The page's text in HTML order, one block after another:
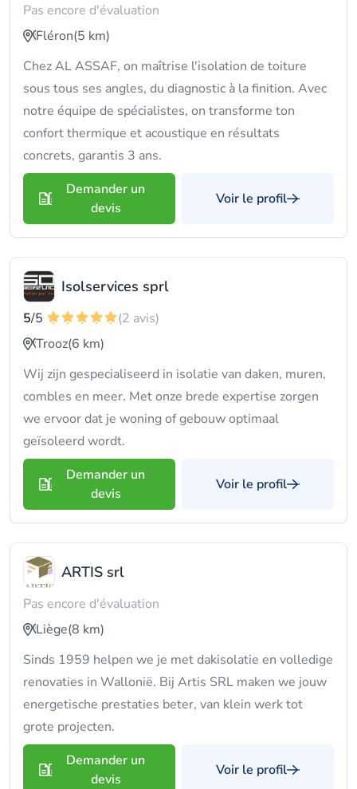
Pas encore d'évaluation
Fléron(5 km)
Chez AL ASSAF, on maîtrise l'isolation de toiture
sous tous ses angles, du diagnostic à la finition. Avec
notre équipe de spécialistes, on transforme ton
confort thermique et acoustique en résultats
concrets, garantis 3 ans.
Demander un
devis
Voir le profil
Isolservices sprl
5/5
(2 avis)
Trooz(6 km)
Wij zijn gespecialiseerd in isolatie van daken, muren,
combles en meer. Met onze brede expertise zorgen
we ervoor dat je woning of gebouw optimaal
geïsoleerd wordt.
Demander un
devis
Voir le profil
ARTIS srl
Pas encore d'évaluation
Liège(8 km)
Sinds 1959 helpen we je met dakisolatie en volledige
renovaties in Wallonië. Bij Artis SRL maken we jouw
energetische prestaties beter, van klein werk tot
grote projecten.
Demander un
devis
Voir le profil